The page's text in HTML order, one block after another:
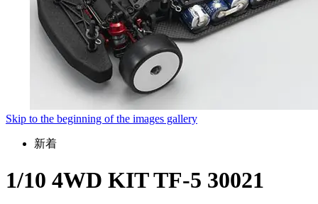
Skip to the beginning of the images gallery
新着
1/10 4WD KIT TF-5 30021